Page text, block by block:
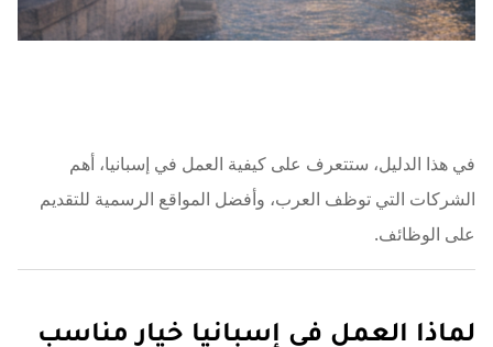
في هذا الدليل، ستتعرف على كيفية العمل في إسبانيا، أهم
الشركات التي توظف العرب، وأفضل المواقع الرسمية للتقديم
على الوظائف.
لماذا العمل في إسبانيا خيار مناسب